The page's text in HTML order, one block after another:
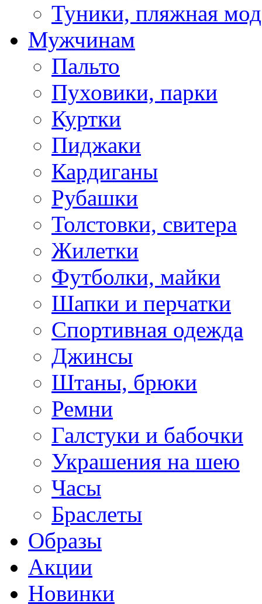
Туники, пляжная
Мужчинам
Пальто
Пуховики, парки
Куртки
Пиджаки
Кардиганы
Рубашки
Толстовки, свитера
Жилетки
Футболки, майки
Шапки и перчатки
Спортивная одежда
Джинсы
Штаны, брюки
Ремни
Галстуки и бабочки
Украшения на шею
Часы
Браслеты
Образы
Акции
Новинки